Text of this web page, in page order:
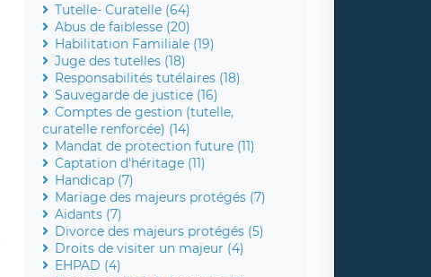
Tutelle- Curatelle (64)
Abus de faiblesse (20)
Habilitation Familiale (19)
Juge des tutelles (18)
Responsabilités tutélaires (18)
Sauvegarde de justice (16)
Comptes de gestion (tutelle,
curatelle renforcée) (14)
Mandat de protection future (11)
Captation d'héritage (11)
Handicap (7)
Mariage des majeurs protégés (7)
Aidants (7)
Divorce des majeurs protégés (5)
Droits de visiter un majeur (4)
EHPAD (4)